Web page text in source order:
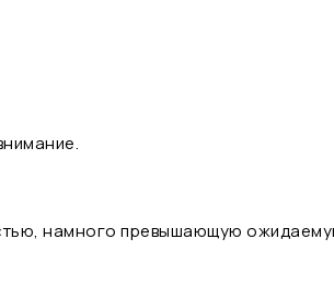
намного превышающую